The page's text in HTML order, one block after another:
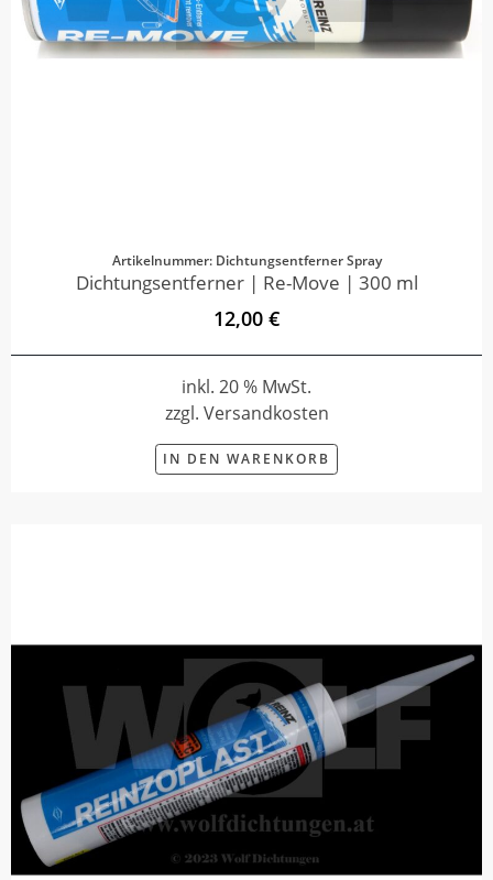
Artikelnummer: Dichtungsentferner Spray
Dichtungsentferner | Re-Move | 300 ml
12,00 €
inkl. 20 % MwSt.
zzgl. Versandkosten
IN DEN WARENKORB